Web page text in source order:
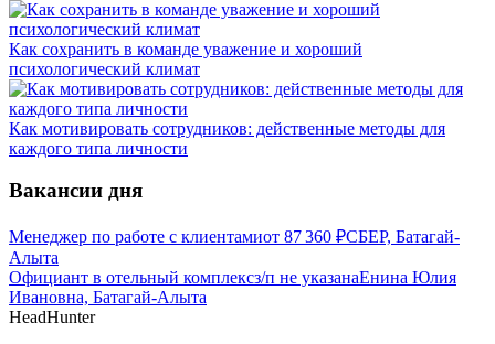
Как сохранить в команде уважение и хороший
психологический климат
Как мотивировать сотрудников: действенные методы для
каждого типа личности
Вакансии дня
Менеджер по работе с клиентамиот 87 360 ₽СБЕР, Батагай-
Алыта
Официант в отельный комплексз/п не указанаЕнина Юлия
Ивановна, Батагай-Алыта
HeadHunter